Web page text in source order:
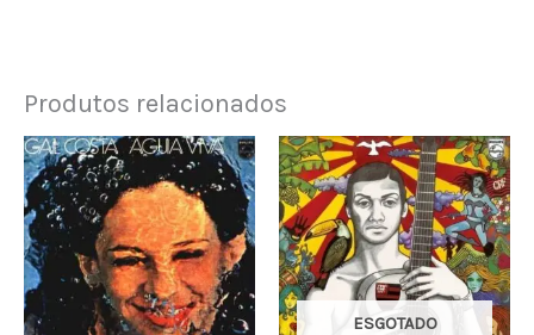
Produtos relacionados
ESGOTADO